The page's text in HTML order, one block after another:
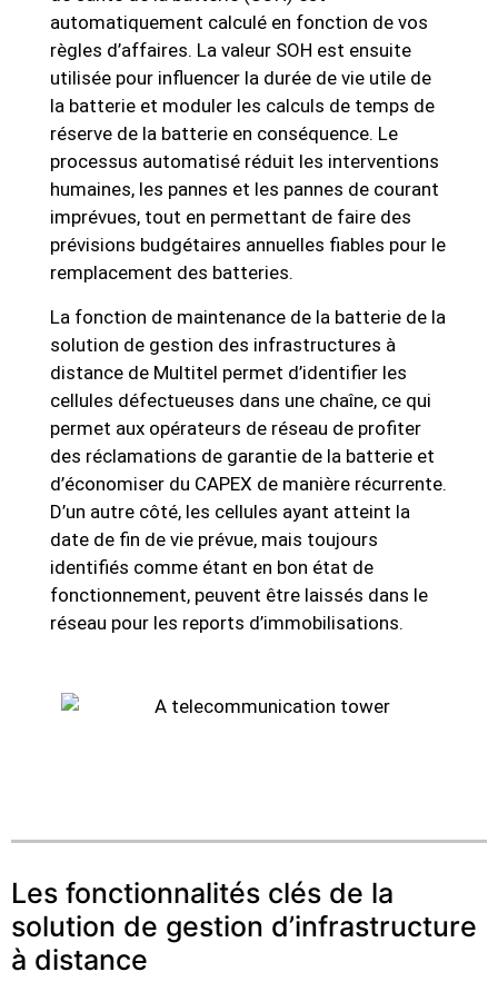
automatiquement calculé en fonction de vos
règles d’affaires. La valeur SOH est ensuite
utilisée pour influencer la durée de vie utile de
la batterie et moduler les calculs de temps de
réserve de la batterie en conséquence. Le
processus automatisé réduit les interventions
humaines, les pannes et les pannes de courant
imprévues, tout en permettant de faire des
prévisions budgétaires annuelles fiables pour le
remplacement des batteries.
La fonction de maintenance de la batterie de la
solution de gestion des infrastructures à
distance de Multitel permet d’identifier les
cellules défectueuses dans une chaîne, ce qui
permet aux opérateurs de réseau de profiter
des réclamations de garantie de la batterie et
d’économiser du CAPEX de manière récurrente.
D’un autre côté, les cellules ayant atteint la
date de fin de vie prévue, mais toujours
identifiés comme étant en bon état de
fonctionnement, peuvent être laissés dans le
réseau pour les reports d’immobilisations.
Les fonctionnalités clés de la
solution de gestion d’infrastructure
à distance